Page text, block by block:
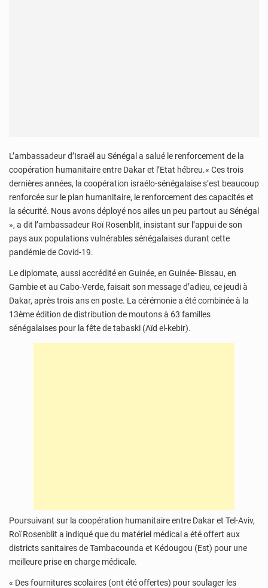
L’ambassadeur d’Israël au Sénégal a salué le renforcement de la
coopération humanitaire entre Dakar et l’Etat hébreu.« Ces trois
dernières années, la coopération israélo-sénégalaise s’est beaucoup
renforcée sur le plan humanitaire, le renforcement des capacités et
la sécurité. Nous avons déployé nos ailes un peu partout au Sénégal
», a dit l’ambassadeur Roï Rosenblit, insistant sur l’appui de son
pays aux populations vulnérables sénégalaises durant cette
pandémie de Covid-19.
Le diplomate, aussi accrédité en Guinée, en Guinée- Bissau, en
Gambie et au Cabo-Verde, faisait son message d’adieu, ce jeudi à
Dakar, après trois ans en poste. La cérémonie a été combinée à la
13ème édition de distribution de moutons à 63 familles
sénégalaises pour la fête de tabaski (Aïd el-kebir).
Poursuivant sur la coopération humanitaire entre Dakar et Tel-Aviv,
Roï Rosenblit a indiqué que du matériel médical a été offert aux
districts sanitaires de Tambacounda et Kédougou (Est) pour une
meilleure prise en charge médicale.
« Des fournitures scolaires (ont été offertes) pour soulager les